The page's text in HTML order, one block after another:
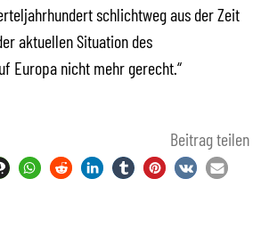
schlichtweg aus der Zeit
aktuellen Situation des
Europa nicht mehr gerecht.“
Beitrag teilen